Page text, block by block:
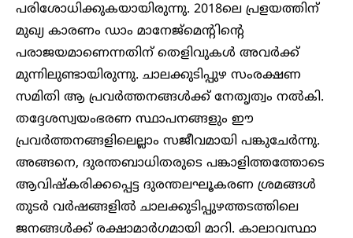
പരിശോധിക്കുകയായിരുന്നു. 2018ലെ പ്രളയത്തിന്
മുഖ്യ കാരണം ഡാം മാനേജ്മെന്റിന്റെ
പരാജയമാണെന്നതിന് തെളിവുകൾ അവർക്ക്
മുന്നിലുണ്ടായിരുന്നു. ചാലക്കുടിപ്പുഴ സംരക്ഷണ
സമിതി ആ പ്രവർത്തനങ്ങൾക്ക് നേതൃത്വം നൽകി.
തദ്ദേശസ്വയംഭരണ സ്ഥാപനങ്ങളും ഈ
പ്രവർത്തനങ്ങളിലെല്ലാം സജീവമായി പങ്കുചേർന്നു.
അങ്ങനെ, ദുരന്തബാധിതരുടെ പങ്കാളിത്തത്തോടെ
ആവിഷ്കരിക്കപ്പെട്ട ദുരന്തലഘൂകരണ ശ്രമങ്ങൾ
തുടർ വർഷങ്ങളിൽ ചാലക്കുടിപ്പുഴത്തടത്തിലെ
ജനങ്ങൾക്ക് രക്ഷാമാർഗമായി മാറി. കാലാവസ്ഥാ